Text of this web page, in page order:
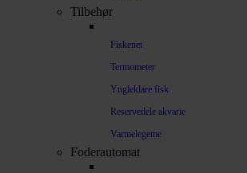
Tilbehør
Fiskenet
Termometer
Yngleklare fisk
Reservedele akvarie
Varmelegeme
Foderautomat